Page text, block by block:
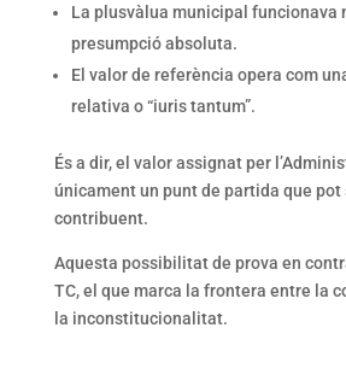
La plusvàlua municipal funcionava
presumpció absoluta.
El valor de referència opera com
relativa o “iuris tantum”.
És a dir, el valor assignat per
únicament un punt de partida que pot
contribuent.
Aquesta possibilitat de prova en
TC, el que marca la frontera entre la
la inconstitucionalitat.